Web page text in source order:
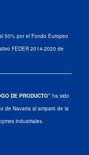
50% por el Fondo Europeo
FEDER 2014-2020 de
DE PRODUCTO”ha sido
de Navarra al amparo de la
industriales.